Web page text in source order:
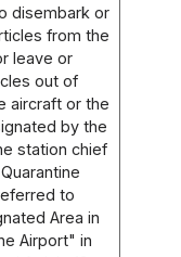
disembark or
from the
leave or
out of
aircraft or the
by the
station chief
to
Area in
Airport" in